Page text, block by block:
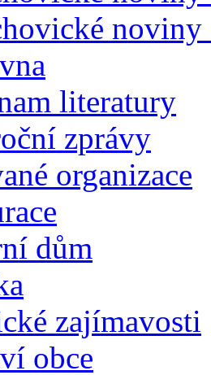
noviny
literatury
zprávy
organizace
dům
zajímavosti
obce